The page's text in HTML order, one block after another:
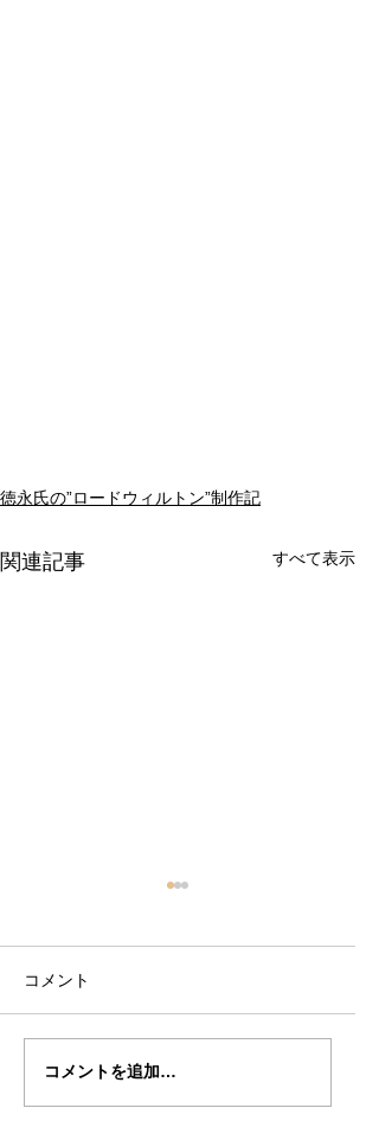
徳永氏の”ロードウィルトン”制作記
関連記事 すべて表示
徳永氏の”ロード・ウィ
コメント
コメントを追加…